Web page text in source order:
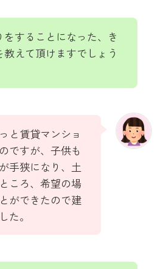
をすることになった、き
教えて頂けますでしょう
と賃貸マンショ
ですが、子供も
手狭になり、土
ころ、希望の場
ができたので建
た。